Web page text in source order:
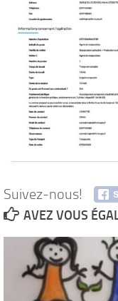
Suivez-nous!
AVEZ VOUS